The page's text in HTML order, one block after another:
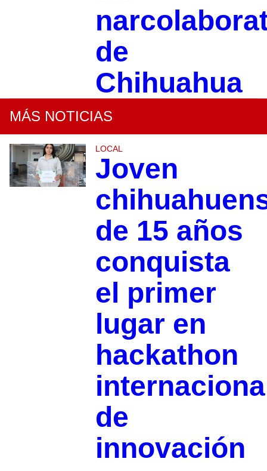
de
Chihuahua
MÁS NOTICIAS
LOCAL
Joven
de 15 años
conquista
el primer
lugar en
hackathon
de
innovación